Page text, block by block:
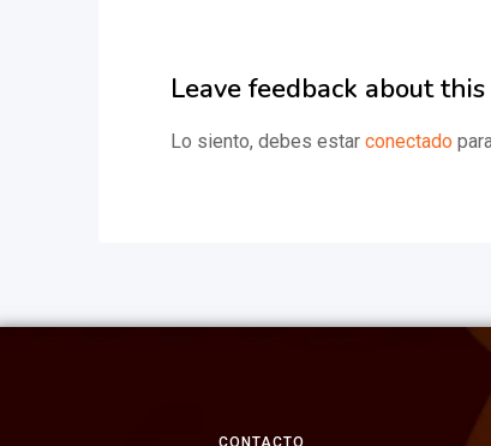
Leave feedback about this
Lo siento, debes estar conectado